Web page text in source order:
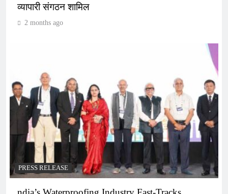
व्यापारी संगठन शामिल
2 months ago
PRESS RELEASE